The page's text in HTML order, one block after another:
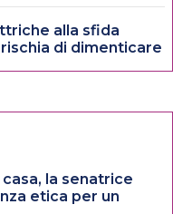
alla sfida
di dimenticare
la senatrice
etica per un